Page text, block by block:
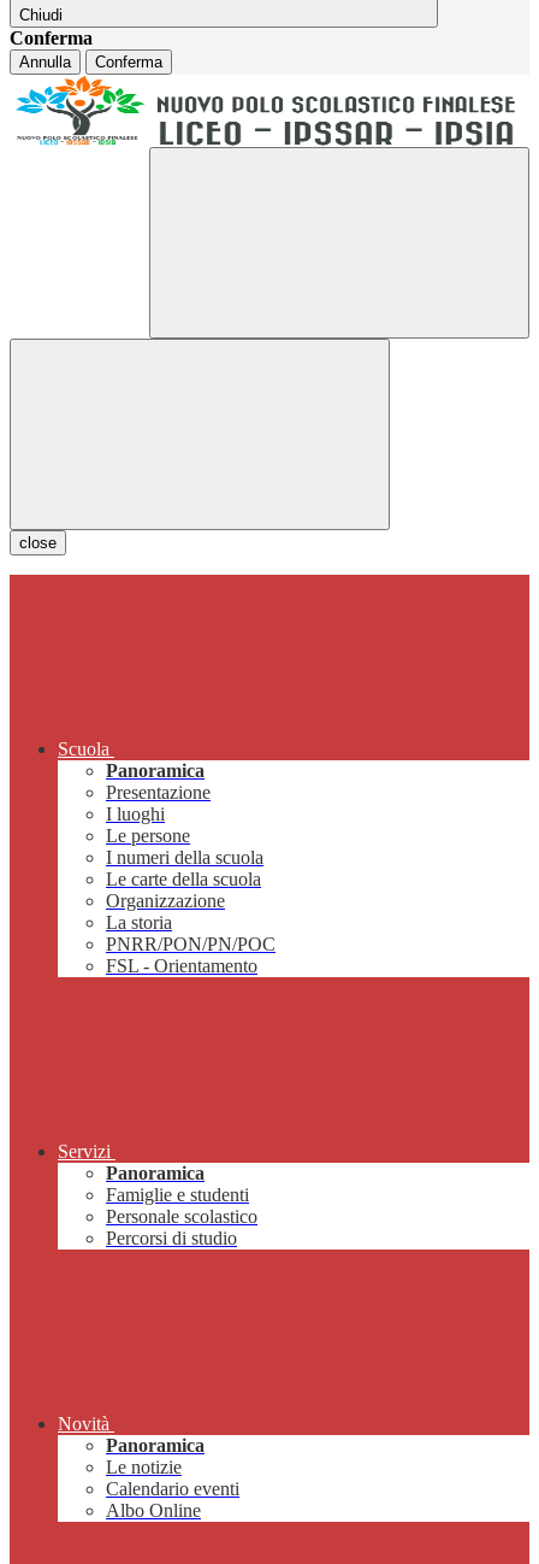
Chiudi
Conferma
Annulla Conferma
close
Scuola
Panoramica
Presentazione
I luoghi
Le persone
I numeri della scuola
Le carte della scuola
Organizzazione
La storia
PNRR/PON/PN/POC
FSL - Orientamento
Servizi
Panoramica
Famiglie e studenti
Personale scolastico
Percorsi di studio
Novità
Panoramica
Le notizie
Calendario eventi
Albo Online